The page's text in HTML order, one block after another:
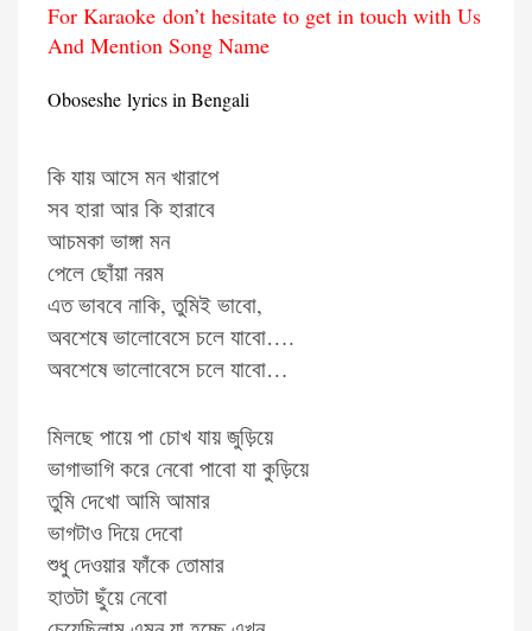
For Karaoke don’t hesitate to get in touch with Us
And Mention Song Name
Oboseshe lyrics in Bengali
কি যায় আসে মন খারাপে
সব হারা আর কি হারাবে
আচমকা ভাঙ্গা মন
পেলে ছোঁয়া নরম
এত ভাববে নাকি, তুমিই ভাবো,
অবশেষে ভালোবেসে চলে যাবো….
অবশেষে ভালোবেসে চলে যাবো…
মিলছে পায়ে পা চোখ যায় জুড়িয়ে
ভাগাভাগি করে নেবো পাবো যা কুড়িয়ে
তুমি দেখো আমি আমার
ভাগটাও দিয়ে দেবো
শুধু দেওয়ার ফাঁকে তোমার
হাতটা ছুঁয়ে নেবো